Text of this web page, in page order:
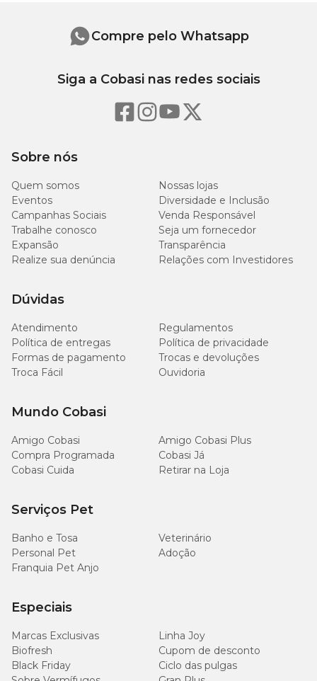
Sobre nós
Quem somos
Nossas lojas
Eventos
Diversidade e Inclusão
Campanhas Sociais
Venda Responsável
Trabalhe conosco
Seja um fornecedor
Expansão
Transparência
Realize sua denúncia
Relações com Investidores
Dúvidas
Atendimento
Regulamentos
Política de entregas
Política de privacidade
Formas de pagamento
Trocas e devoluções
Troca Fácil
Ouvidoria
Mundo Cobasi
Amigo Cobasi
Amigo Cobasi Plus
Compra Programada
Cobasi Já
Cobasi Cuida
Retirar na Loja
Serviços Pet
Banho e Tosa
Veterinário
Personal Pet
Adoção
Franquia Pet Anjo
Especiais
Marcas Exclusivas
Linha Joy
Biofresh
Cupom de desconto
Black Friday
Ciclo das pulgas
Compre pelo Whatsapp
Siga a Cobasi nas redes sociais